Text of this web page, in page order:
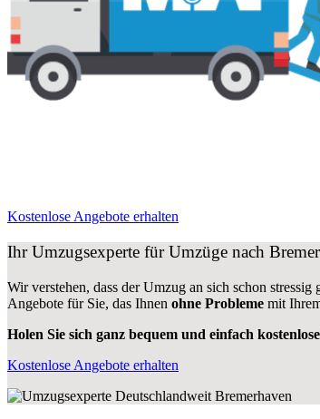
Kostenlose Angebote erhalten
Ihr Umzugsexperte für Umzüge nach
Wir verstehen, dass der Umzug an sich schon
Angebote für Sie, das Ihnen ohne Probleme mit
Holen Sie sich ganz bequem und einfach
Kostenlose Angebote erhalten